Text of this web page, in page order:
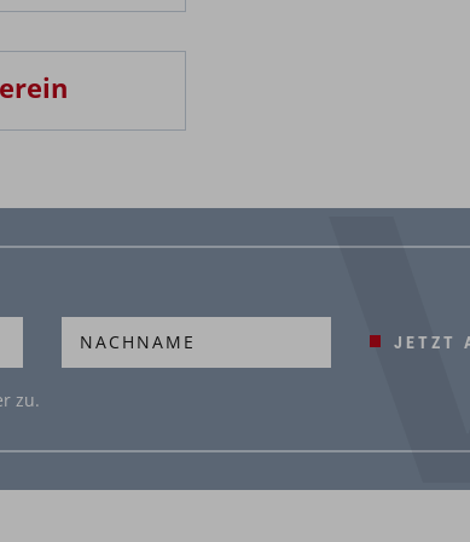
JETZT
zu.